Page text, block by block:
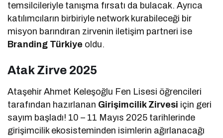
temsilcileriyle tanışma fırsatı da bulacak. Ayrıca
katılımcıların birbiriyle network kurabileceği bir
misyon barındıran zirvenin iletişim partneri ise
Branding Türkiye oldu.
Atak Zirve 2025
Ataşehir Ahmet Keleşoğlu Fen Lisesi öğrencileri
tarafından hazırlanan Girişimcilik Zirvesi için geri
sayım başladı! 10 – 11 Mayıs 2025 tarihlerinde
girişimcilik ekosisteminden isimlerin ağırlanacağı